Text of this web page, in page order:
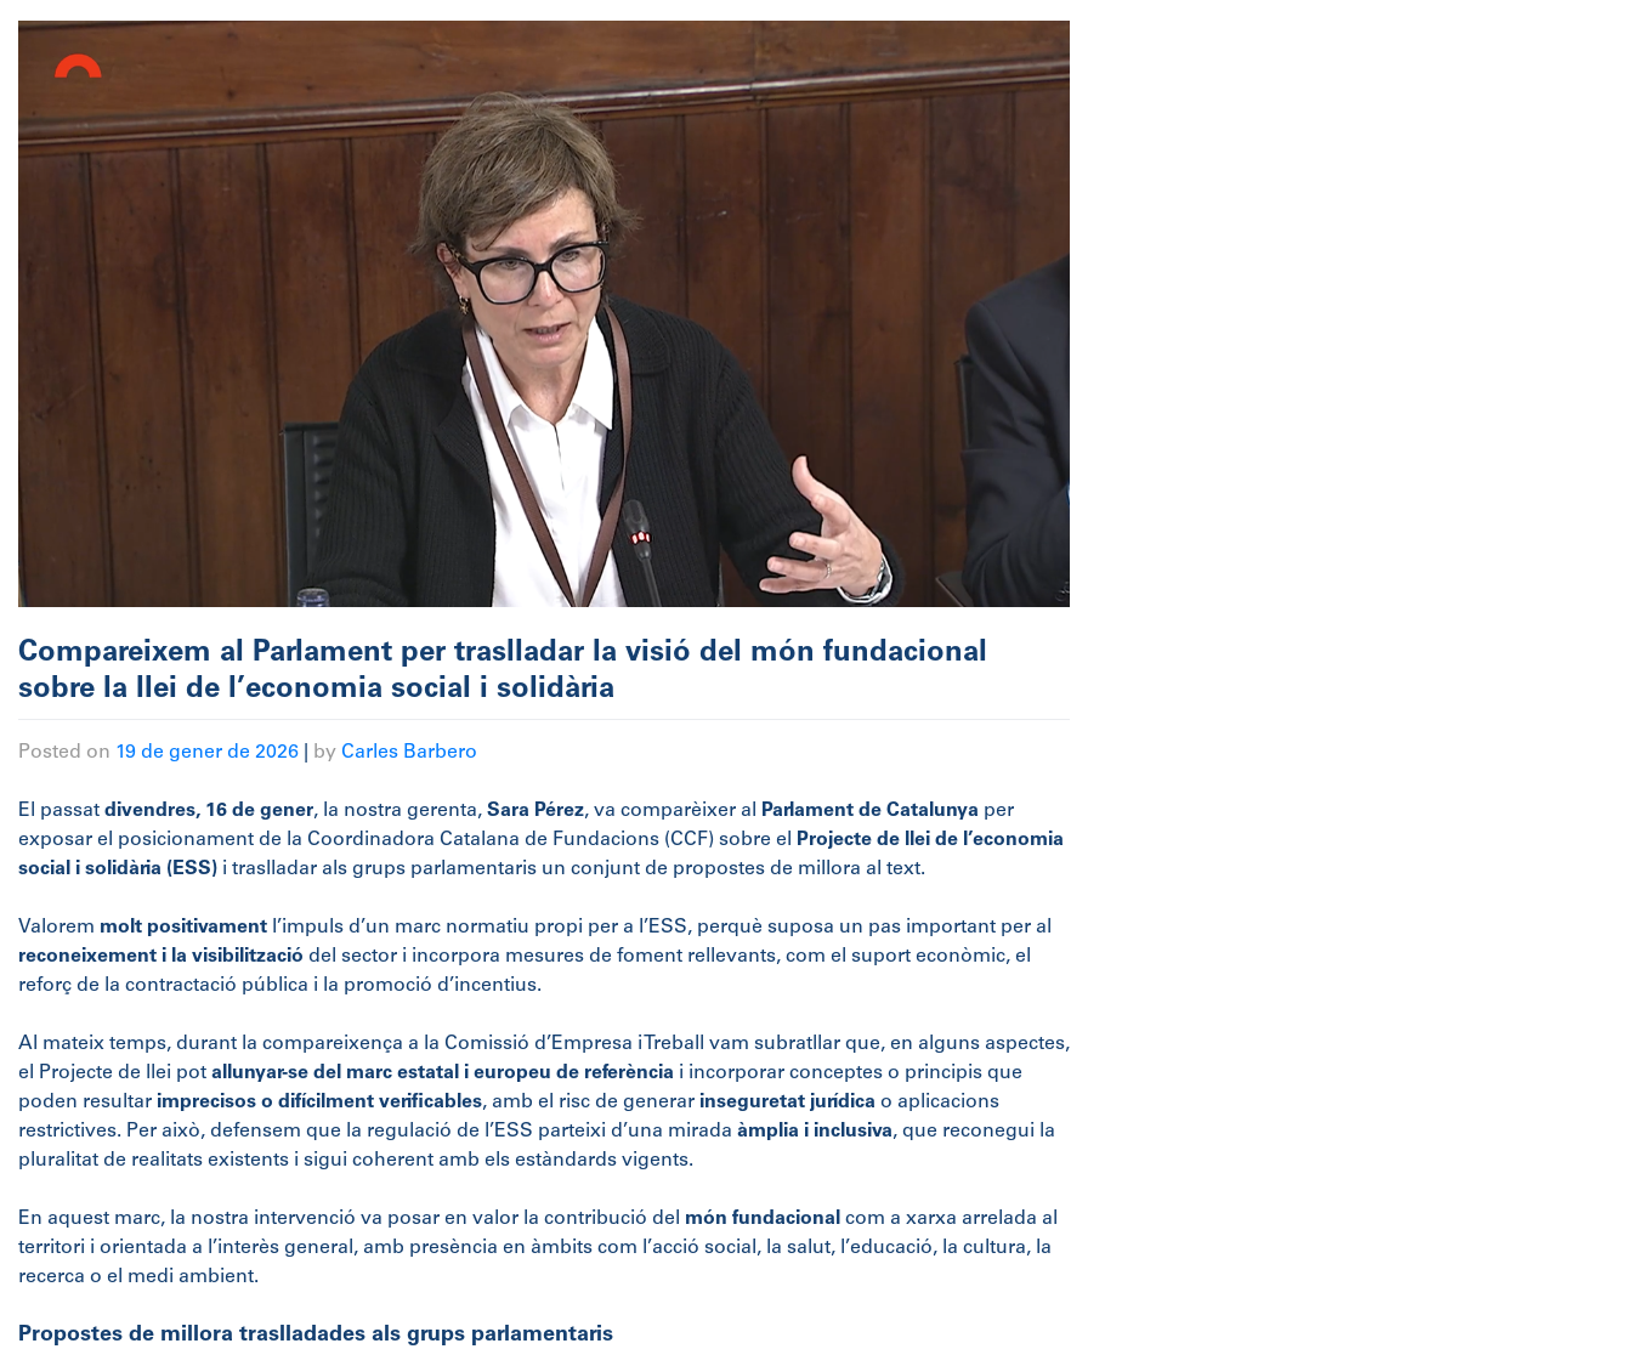
Compareixem al Parlament per traslladar la visió del món fundacional
sobre la llei de l’economia social i solidària
Posted on 19 de gener de 2026 by Carles Barbero
El passat divendres, 16 de gener, la nostra gerenta, Sara Pérez, va comparèixer al Parlament de Catalunya per
exposar el posicionament de la Coordinadora Catalana de Fundacions (CCF) sobre el
Projecte de llei de l’economia
social i solidària (ESS) i traslladar als grups parlamentaris un conjunt de propostes de millora al text.
Valorem molt positivament l’impuls d’un marc normatiu propi per a l’ESS, perquè suposa un pas important per al
reconeixement i la visibilització del sector i incorpora mesures de foment rellevants, com el suport econòmic, el
reforç de la contractació pública i la promoció d’incentius.
Al mateix temps, durant la compareixença a la Comissió d’Empresa i Treball vam subratllar que, en alguns aspectes,
el Projecte de llei pot allunyar-se del marc estatal i europeu de referència i incorporar conceptes o principis que
poden resultar imprecisos o difícilment verificables, amb el risc de generar inseguretat jurídica o aplicacions
restrictives. Per això, defensem que la regulació de l’ESS parteixi d’una mirada àmplia i inclusiva, que reconegui la
pluralitat de realitats existents i sigui coherent amb els estàndards vigents.
En aquest marc, la nostra intervenció va posar en valor la contribució del món fundacional com a xarxa arrelada al
territori i orientada a l’interès general, amb presència en àmbits com l’acció social, la salut, l’educació, la cultura, la
recerca o el medi ambient.
Propostes de millora traslladades als grups parlamentaris